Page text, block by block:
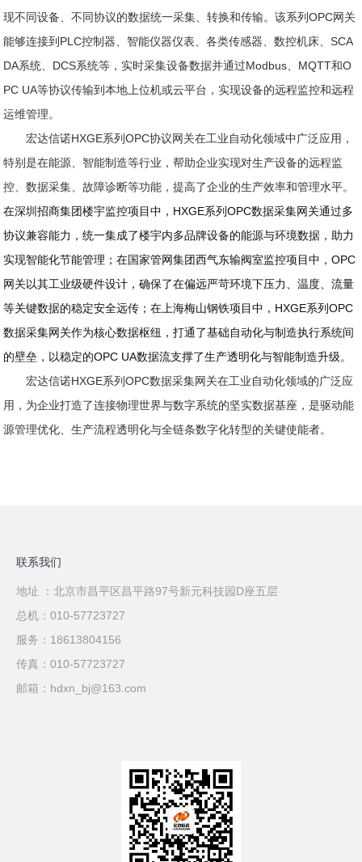
现不同设备、不同协议的数据统一采集、转换和传输。该系列OPC网关
能够连接到PLC控制器、智能仪器仪表、各类传感器、数控机床、SCA
DA系统、DCS系统等，实时采集设备数据并通过Modbus、MQTT和O
PC UA等协议传输到本地上位机或云平台，实现设备的远程监控和远程
运维管理。
宏达信诺HXGE系列OPC协议网关在工业自动化领域中广泛应用，
特别是在能源、智能制造等行业，帮助企业实现对生产设备的远程监
控、数据采集、故障诊断等功能，提高了企业的生产效率和管理水平。
在深圳招商集团楼宇监控项目中， HXGE系列OPC数据采集网关通过多
协议兼容能力，统一集成了楼宇内多品牌设备的能源与环境数据，助力
实现智能化节能管理；在国家管网集团西气东输阀室监控项目中，OPC
网关以其工业级硬件设计，确保了在偏远严苛环境下压力、温度、流量
等关键数据的稳定安全远传；在上海梅山钢铁项目中，HXGE系列OPC
数据采集网关作为核心数据枢纽，打通了基础自动化与制造执行系统间
的壁垒，以稳定的OPC UA数据流支撑了生产透明化与智能制造升级。
宏达信诺HXGE系列OPC数据采集网关在工业自动化领域的广泛应
用，为企业打造了连接物理世界与数字系统的坚实数据基座，是驱动能
源管理优化、生产流程透明化与全链条数字化转型的关键使能者。
联系我们
地址 ：北京市昌平区昌平路97号新元科技园D座五层
总机：010-57723727
服务：18613804156
传真：010-57723727
邮箱：hdxn_bj@163.com